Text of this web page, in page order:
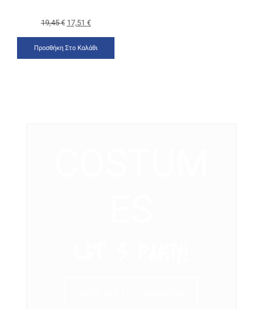
19,45€ 17,51 €
Προσθήκη Στο Καλάθι